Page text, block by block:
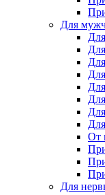
Для
От
Для